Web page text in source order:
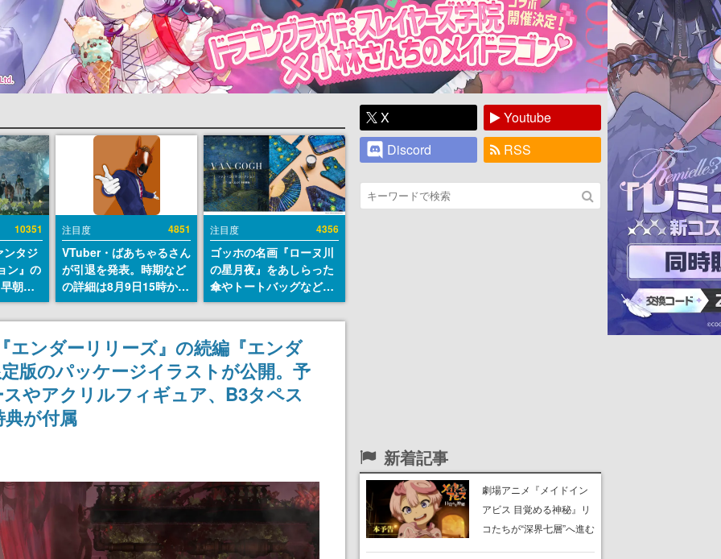
10351
ンタジ
ン』の
朝に
メイ
編、
ープ
ブにて
口直樹
注目度 4851
VTuber・ばあちゃるさん
が引退を発表。時期など
の詳細は8月9日15時から
の配信で説明
注目度 4356
ゴッホの名画『ローヌ川
の星月夜』をあしらった
傘やトートバッグなどが
登場。8月7日21時より2
日間限定で予約販売
エンダーリリーズ』の続編『エンダ
版のパッケージイラストが公開。予
やアクリルフィギュア、B3タペス
が付属
X
Youtube
Discord
RSS
新着記事
劇場アニメ『メイドイン
アビス 目覚める神秘』リ
コたちが“深界七層”へ進む